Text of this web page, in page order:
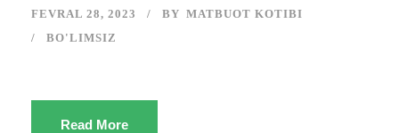
FEVRAL 28, 2023 BY MATBUOT KOTIBI
BO'LIMSIZ
Read More